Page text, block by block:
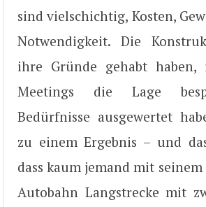
sind vielschichtig, Kosten,
Notwendigkeit. Die
ihre Gründe gehabt haben,
Meetings die Lage
Bedürfnisse ausgewertet
zu einem Ergebnis – und
dass kaum jemand mit
Autobahn Langstrecke mit